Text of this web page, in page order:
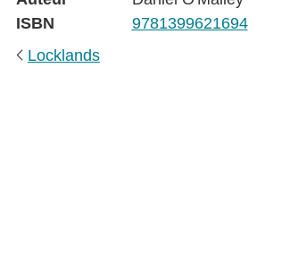
ISBN
9781399621694
Locklands